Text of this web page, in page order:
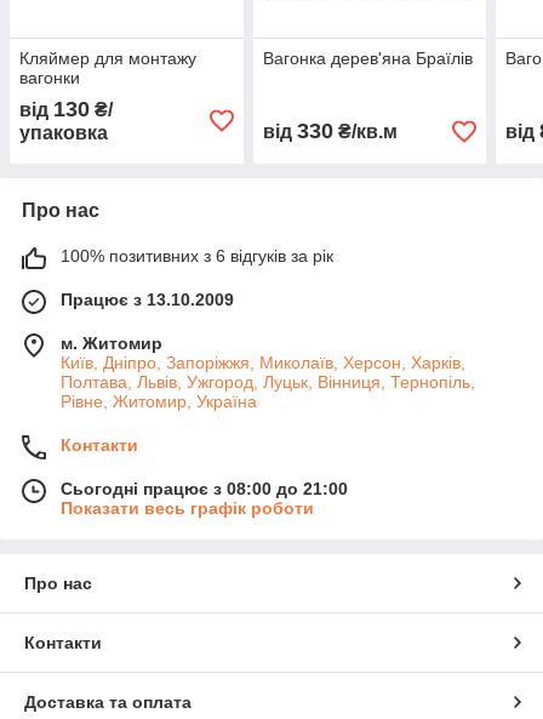
Кляймер для монтажу
вагонки
від 130 ₴/
упаковка
Вагонка дерев'яна Браїлів
від 330₴/кв.м від
Про нас
100% позитивних з 6 відгуків за рік
Працює з 13.10.2009
м. Житомир
Київ, Дніпро, Запоріжжя, Миколаїв, Херсон, Харків,
Полтава, Львів, Ужгород, Луцьк, Вінниця, Тернопіль,
Рівне, Житомир, Україна
Контакти
Сьогодні працює з 08:00 до 21:00
Показати весь графік роботи
Про нас
Контакти
Доставка та оплата